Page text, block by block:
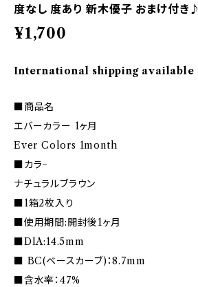
度なし 度あり 新木優子 おまけ付き♪
¥1,700
International shipping available
■商品名
エバーカラー 1ヶ月
Ever Colors 1month
■カラ−
ナチュラルブラウン
■1箱2枚入り
■使用期間:開封後1ヶ月
■DIA:14.5mm
■ BC(ベースカーブ)：8.7mm
■含水率：47%